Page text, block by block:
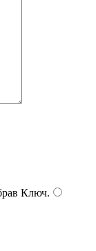
Ключ.